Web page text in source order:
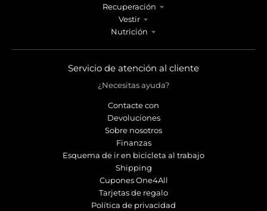
Recuperación
Vestir
Nutrición
Servicio de atención al cliente
¿Necesitas ayuda?
Contacte con
Devoluciones
Sobre nosotros
Finanzas
Esquema de ir en bicicleta al trabajo
Shipping
Cupones One4All
Tarjetas de regalo
Política de privacidad